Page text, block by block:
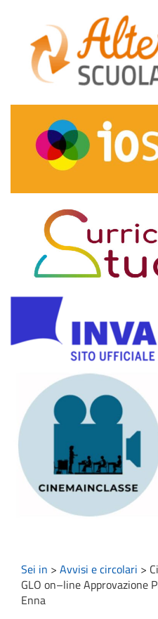
Sei in > Avvisi e circolari >
GLO on–line Approvazione
Enna